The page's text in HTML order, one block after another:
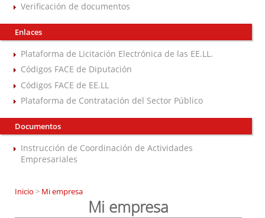
Verificación de documentos
Enlaces
Plataforma de Licitación Electrónica de las EE.LL.
Códigos FACE de Diputación
Códigos FACE de EE.LL
Plataforma de Contratación del Sector Público
Documentos
Instrucción de Coordinación de Actividades
Empresariales
Inicio > Mi empresa
Mi empresa